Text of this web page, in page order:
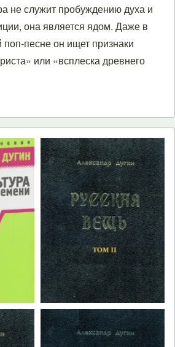
не служит пробуждению духа и
она является ядом. Даже в
песне он ищет признаки
или «всплеска древнего